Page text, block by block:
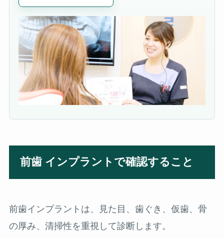
前歯 インプラントで確認すること
前歯インプラントは、見た目、歯ぐき、仮歯、骨
の厚み、清掃性を重視して診断します。